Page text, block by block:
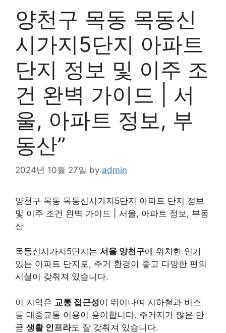
양천구 목동 목동신
시가지5단지 아파트
단지 정보 및 이주 조
건 완벽 가이드 | 서
울, 아파트 정보, 부
동산”
2024년 10월 27일 by admin
양천구 목동 목동신시가지5단지 아파트 단지 정보
및 이주 조건 완벽 가이드 | 서울, 아파트 정보, 부동
산
목동신시가지5단지는 서울 양천구에 위치한 인기
있는 아파트 단지로, 주거 환경이 좋고 다양한 편의
시설이 갖춰져 있습니다.
이 지역은 교통 접근성이 뛰어나며 지하철과 버스
등 대중교통 이용이 용이합니다. 주거지가 많은 만
큼 생활 인프라도 잘 갖춰져 있습니다.